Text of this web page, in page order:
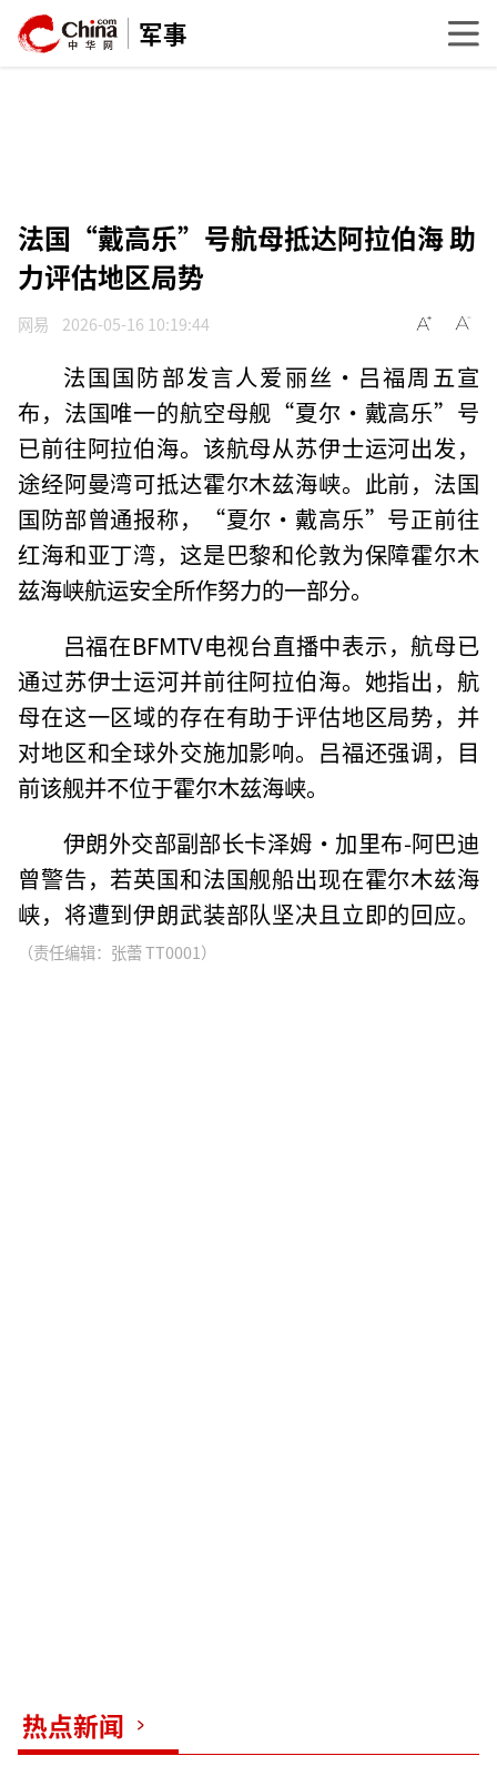
军事
法国“戴高乐”号航母抵达阿拉伯海 助
力评估地区局势
网易 2026-05-16 10:19:44
法国国防部发言人爱丽丝·吕福周五宣
布，法国唯一的航空母舰“夏尔·戴高乐”号
已前往阿拉伯海。该航母从苏伊士运河出发，
途经阿曼湾可抵达霍尔木兹海峡。此前，法国
国防部曾通报称，“夏尔·戴高乐”号正前往
红海和亚丁湾，这是巴黎和伦敦为保障霍尔木
兹海峡航运安全所作努力的一部分。
吕福在BFMTV电视台直播中表示，航母已
通过苏伊士运河并前往阿拉伯海。她指出，航
母在这一区域的存在有助于评估地区局势，并
对地区和全球外交施加影响。吕福还强调，目
前该舰并不位于霍尔木兹海峡。
伊朗外交部副部长卡泽姆·加里布-阿巴迪
曾警告，若英国和法国舰船出现在霍尔木兹海
峡，将遭到伊朗武装部队坚决且立即的回应。
（责任编辑：张蕾 TT0001）
热点新闻